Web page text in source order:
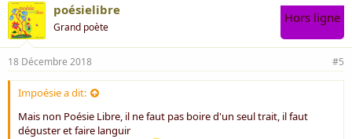
poésielibre
Grand poète
Hors ligne
18 Décembre 2018 #5
Impoésie a dit:
Mais non Poésie Libre, il ne faut pas boire d'un seul trait, il faut
déguster et faire languir